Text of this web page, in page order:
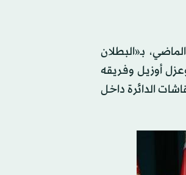
الاستئناف الإقليمية في أنقرة في 21 مايو (أيار) الماضي، بـ«البطلان
المؤتمر العام لحزب الشعب الجمهوري الذي عقد في 4 و5 نوفمبر (تشرين الثاني) 2023، وعزل أوزيل وفريقه
الدائرة داخل